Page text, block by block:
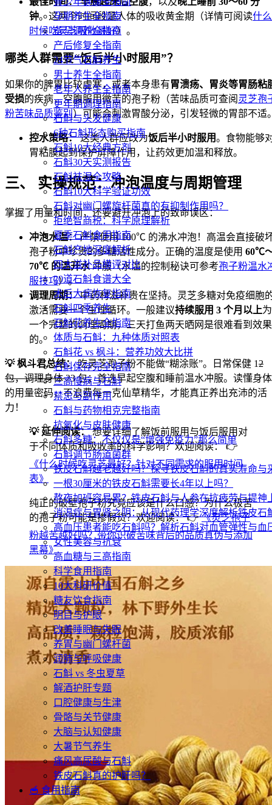
孕期养生全指南
备孕调养全指南
产后修复全指南
24节气石斛养生
男士养生全指南
老年人养生全指南
更年期调理指南
石斛与头发健康
6种石斛形态购买指南
石斛10大经典方剂
石斛30天实测报告
石斛祛湿全攻略
石斛10大科学验证功效
石斛对幽门螺旋杆菌真的有抑制作用吗？
拒绝智商税：科学原理解析
夏季石斛食用指南
石斛产地深度解析
四大滋补品横评对比
20道石斛食谱大全
术后大病恢复指南
石斛四季养生
石斛花养生全指南
体质与石斛：九种体质对照表
石斛花 vs 枫斗：营养功效大比拼
石斛保存完全指南
三高慢病与石斛
禁忌与副作用
石斛与药物相克完整指南
抗氧化与皮肤健康
石斛多糖：不仅仅是“增强免疫力”那么简单
石斛调节肠道菌群
铁皮石斛越老越好吗？探寻铁皮石斛的真实寿命与
一根30厘米的铁皮石斛需要长4年以上吗？
熬夜加班容易累？铁皮石斛与人参在抗疲劳与提神
消渴症与胃肾之阴：从现代药理学深度解析铁皮石
高血压患者能吃石斛吗？解析石斛对血管弹性与血
女性美容与抗衰
高血糖与三高指南
科学食用指南
10大科研价值
糖友饮食指南
明目与护眼
改善睡眠与失眠
养胃与幽门螺杆菌
润肺与呼吸健康
石斛 vs 冬虫夏草
解酒护肝专题
口腔健康与生津
骨骼与关节健康
大脑与认知健康
大暑节气养生
痛风高尿酸与石斛
铁皮石斛真的护肝吗？
🥣 食用指南
钟。这两个时间段是人体的吸收黄金期（详情可阅读什么
时候吃灵芝吸收最好）。
哪类人群需要“饭后半小时服用”？
如果你的脾胃比较虚寒，或者本身患有胃溃疡、胃炎等胃肠粘
受损的疾病，空腹服用微苦的孢子粉（苦味品质可查阅 灵芝孢
粉苦味品质鉴别）可能会刺激胃酸分泌，引发轻微的胃部不适
控水策略：这类人群应改为饭后半小时服用。食物能够
胃粘膜起到保护屏障作用，让药效更加温和释放。
三、 实操规范：冲泡温度与周期管理
掌握了用量和时间，还要避开冲泡上的致命误区：
冲泡水温：严禁使用 100℃ 的沸水冲泡！高温会直接破
孢子粉中珍贵的多糖活性成分。正确的温度是使用 60℃
70℃ 的温开水冲服（水温的控制秘诀可参考孢子粉温水
服技巧）。
调理周期：中药材滋补贵在坚持。灵芝多糖对免疫细胞
激活需要一个生理循环。一般建议持续服用 3 个月以上为
一个完整的调理周期，三天打鱼两天晒网是很难看到效果
的。
💡 枫斗君总结：吃灵芝孢子粉不能做“糊涂账”。日常保健 12
包，调理身体 23 包；首选早起空腹和睡前温水冲服。读懂身体
的用量密码，不浪费每一克仙草精华，才能真正养出充沛的活
力！
💡 延伸阅读：想要详细了解饭前服用与饭后服用对
于不同体质和吸收率的科学影响？欢迎阅读： 👉
《什么时候吃灵芝最好？针对不同需求的服用时间
表》
纯正的破壁孢子粉究竟应该是什么口感？为什么极苦
的孢子粉可能是掺假货？欢迎阅读： 👉《灵芝孢子
粉越苦越好吗？带你识破苦味背后的品质真伪与添加
黑幕》